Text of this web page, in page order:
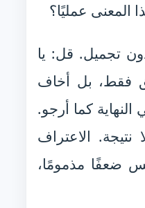
عمليًا؟
تجميل. قل: يا
فقط، بل أخاف
كما أرجو.
الاعتراف
ضعفًا مذمومًا،